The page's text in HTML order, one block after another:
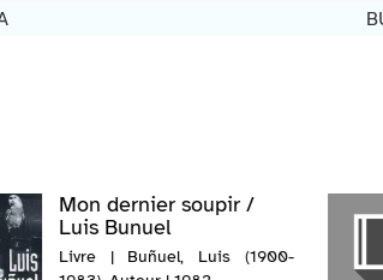
Mon dernier soupir /
Luis Bunuel
Livre | Buñuel, Luis (1900-